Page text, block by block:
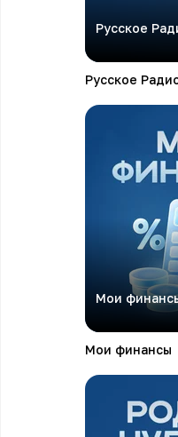
Русское
Русское
Мои
Мои финансы